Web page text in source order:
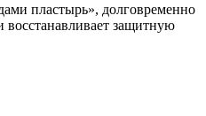
пластырь», долговременно
восстанавливает защитную